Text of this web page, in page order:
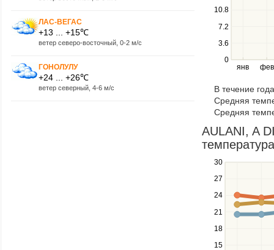
ЛАС-ВЕГАС
+13 ... +15℃
ветер северо-восточный, 0-2 м/с
ГОНОЛУЛУ
+24 ... +26℃
ветер северный, 4-6 м/с
янв фев
0
3.6
7.2
10.8
Use
the
and
right
navigate
through
items
in
a
series.
В течение
Средняя
Средняя
AULANI, A
15
18
21
24
27
30
Use
the
and
down
to
navigate